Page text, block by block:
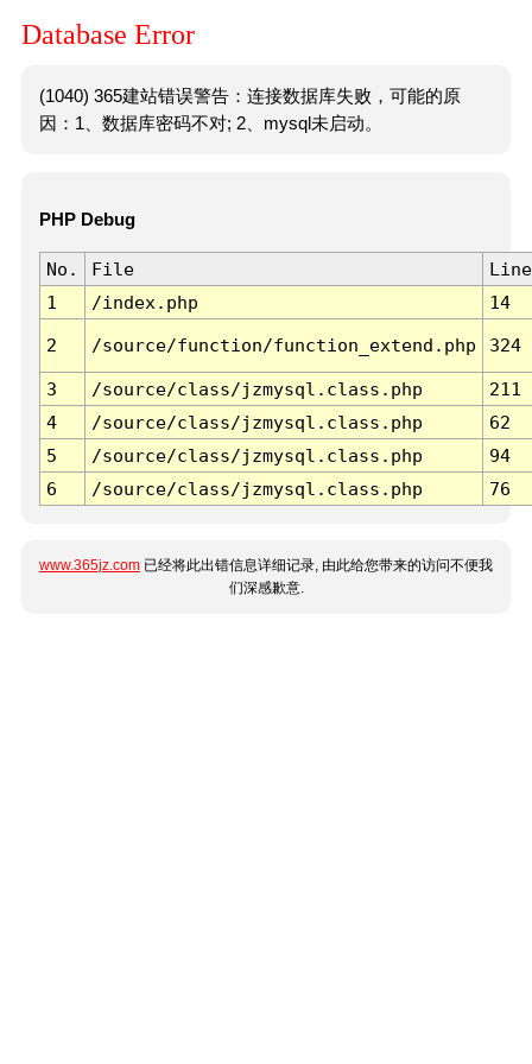
Database Error
(1040) 365建站错误警告：连接数据库失败，可能的原
因：1、数据库密码不对; 2、mysql未启动。
PHP Debug
No. File
Line
1
/index.php 14
2 /source/function/function_extend.php 324
3 /source/class/jzmysql.class.php
211
4
/source/class/jzmysql.class.php
62
5
/source/class/jzmysql.class.php
94
6
/source/class/jzmysql.class.php 76
www.365jz.com 已经将此出错信息详细记录, 由此给您带来的访问不便我
们深感歉意.